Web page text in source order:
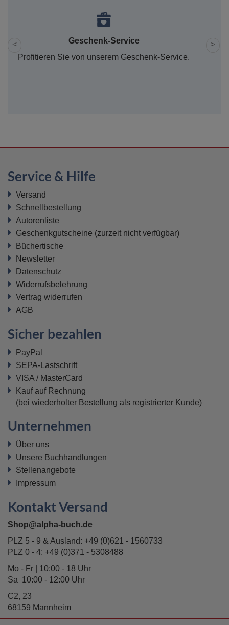
<
Geschenk-Service
Profitieren Sie von unserem Geschenk-Service.
Sie haben Lust auf einen Kaffee? Bei ALPHA kein
Umtausch mit Geld-zurück-Garantie
Sie haben das falsche Buch gekauft und wollen es
jetzt zurückgeben? Nutzen Sie einfach unsere Geld-
W-LAN
Viele ALPHA-Filialen bieten Ihnen Zugang zum
Sie suchen nach einer praktischen Geschenkidee?
>
Service & Hilfe
Versand
Schnellbestellung
Autorenliste
Geschenkgutscheine (zurzeit nicht verfügbar)
Büchertische
Newsletter
Datenschutz
Widerrufsbelehrung
Vertrag widerrufen
AGB
Sicher bezahlen
PayPal
SEPA-Lastschrift
VISA / MasterCard
Kauf auf Rechnung
(bei wiederholter Bestellung als registrierter Kunde)
Unternehmen
Über uns
Unsere Buchhandlungen
Stellenangebote
Impressum
Kontakt Versand
Shop@alpha-buch.de
PLZ 5 - 9 & Ausland: +49 (0)621 - 1560733
PLZ 0 - 4: +49 (0)371 - 5308488
Mo - Fr | 10:00 - 18 Uhr
Sa 10:00 - 12:00 Uhr
C2, 23
68159 Mannheim